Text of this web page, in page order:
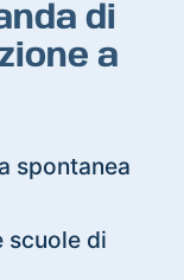
di
a
spontanea
scuole di